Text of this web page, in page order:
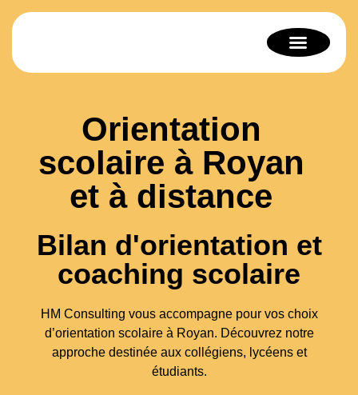
Orientation
scolaire à Royan
et à distance
Bilan d'orientation et
coaching scolaire
HM Consulting vous accompagne pour vos choix
d’orientation scolaire à Royan. Découvrez notre
approche destinée aux collégiens, lycéens et
étudiants.